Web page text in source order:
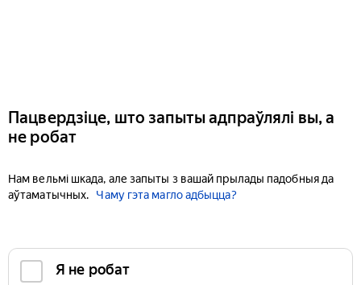
Пацвердзіце, што запыты адпраўлялі вы, а
не робат
Нам вельмі шкада, але запыты з вашай прылады падобныя да
аўтаматычных.
Чаму гэта магло адбыцца?
Я не робат